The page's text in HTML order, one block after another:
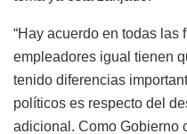
“Hay acuerdo en todas
empleadores igual tienen
tenido diferencias
políticos es respecto del
adicional. Como Gobierno